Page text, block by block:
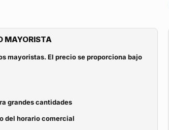
MAYORISTA
mayoristas. El precio se proporciona bajo
grandes cantidades
del horario comercial